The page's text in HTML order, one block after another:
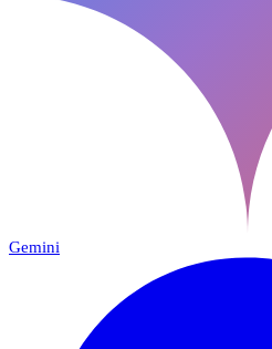
Gemini